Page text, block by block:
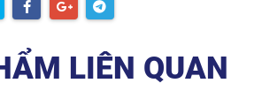
LIÊN QUAN